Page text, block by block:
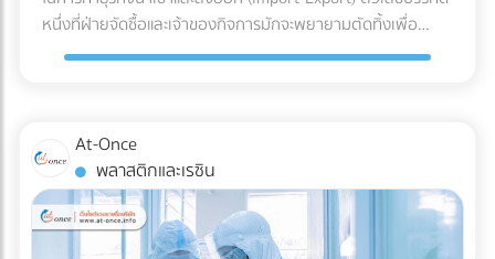
หรือทะลุพังลงมา ทำลายเฟอร์นิเจอร์และระบบไฟที่เพิ่งทำใหม่
ทั้งหมด ค่าซ่อมแซมที่แพงกว่าค่าป้องกัน: หากเกิดน้ำรั่วซึม คุณ
ตั้งแต่แรกหลายเท่าตัว เลือกระบบกันซึมดาดฟ้าอย่างไรให้จบ
ปัญหา? ก่อนที่จะเริ่มงานตกแต่ง (Finishing) พื้นผิวดาดฟ้า คุณ
ควรลงทุนกับการทำ ระบบกันซึม (Waterproofing System) ที่มี
คุณภาพ โดยประเภทที่นิยมใช้สำหรับดาดฟ้ามีดังนี้: อะคริลิกกัน
ซึม (Acrylic Waterproof): เหมาะสำหรับดาดฟ้าทั่วไปที่มีการ
ย่อยสลายได้ (เช่น PLA) วัสดุเหล่านี้มักจะเปราะบาง ทนความเย็น
แถมยังมีอัตราการซึมผ่านของไอน้ำ (WVTR) สูง ทำให้อาหารสูญ
ต้องการเดินหน้าเรื่อง Eco-packaging ในอุตสาหกรรมอาหารแช่
แข็ง นี่คือทางออกที่แบรนด์ชั้นนำระดับโลกกำลังปรับใช้: 1. เปลี่ยน
ผ่านสู่ Mono-material PE (พลาสติกชนิดเดียวที่เกิดมาเพื่อ
ความเย็น) วงการอุตสาหกรรมอาหารแช่แข็งในปี 2026 กำลังมุ่ง
หน้าไปที่โครงสร้าง Mono-material PE (Polyethylene) คือการ
หนึ่งที่ฝ่ายจัดซื้อและเจ้าของกิจการมักจะพยายามตัดทิ้งเพื่อ
ประหยัดต้นทุนคือ "ค่าบริการตัวแทนออกของ (Customs
จริง โลกของการค้าระหว่างประเทศถูกผูกมัดด้วยกฎหมายและข้อ
บังคับที่ซับซ้อน การพยายามประหยัดงบหลักพันในการจ้างผู้
เชี่ยวชาญ อาจนำไปสู่ "ต้นทุนแฝงและค่าปรับหลักล้าน" ที่สามารถ
ทำให้ธุรกิจสะดุดจนถึงขั้นวิกฤตได้ นี่คือบทเรียนราคาแพงและ
At-Once
พลาสติกและเรซิน